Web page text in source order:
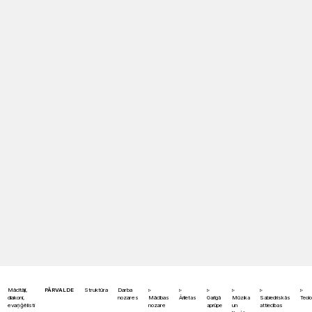
Mācītāji,
diakoni,
evaņģēlisti
PĀRVALDE Struktūra
Darba
nozares
Mācības
nozare
Ārlietas
Garīgā
aprūpe
Mūzika
un
Sabiedriskās
attiecības